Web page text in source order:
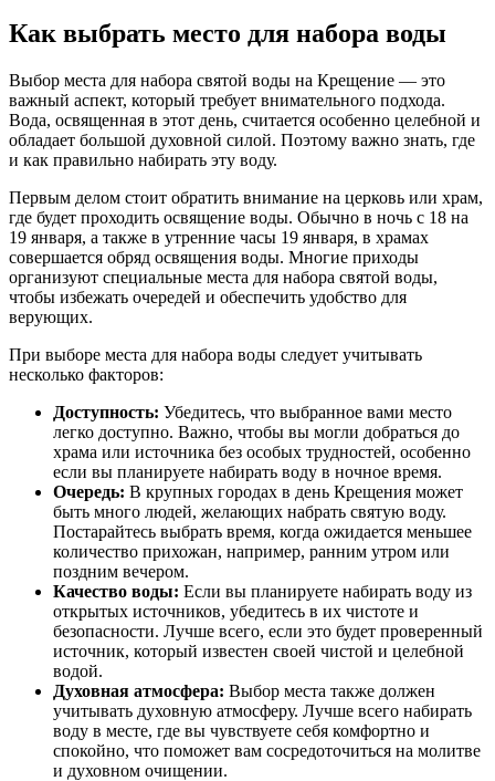
Как выбрать место для набора воды
Выбор места для набора святой воды на Крещение — это
важный аспект, который требует внимательного подхода.
Вода, освященная в этот день, считается особенно целебной и
обладает большой духовной силой. Поэтому важно знать, где
и как правильно набирать эту воду.
Первым делом стоит обратить внимание на церковь или храм,
где будет проходить освящение воды. Обычно в ночь с 18 на
19 января, а также в утренние часы 19 января, в храмах
совершается обряд освящения воды. Многие приходы
организуют специальные места для набора святой воды,
чтобы избежать очередей и обеспечить удобство для
верующих.
При выборе места для набора воды следует учитывать
несколько факторов:
Доступность: Убедитесь, что выбранное вами место
легко доступно. Важно, чтобы вы могли добраться до
храма или источника без особых трудностей, особенно
если вы планируете набирать воду в ночное время.
Очередь: В крупных городах в день Крещения может
быть много людей, желающих набрать святую воду.
Постарайтесь выбрать время, когда ожидается меньшее
количество прихожан, например, ранним утром или
поздним вечером.
Качество воды: Если вы планируете набирать воду из
открытых источников, убедитесь в их чистоте и
безопасности. Лучше всего, если это будет проверенный
источник, который известен своей чистой и целебной
водой.
Духовная атмосфера: Выбор места также должен
учитывать духовную атмосферу. Лучше всего набирать
воду в месте, где вы чувствуете себя комфортно и
спокойно, что поможет вам сосредоточиться на молитве
и духовном очищении.